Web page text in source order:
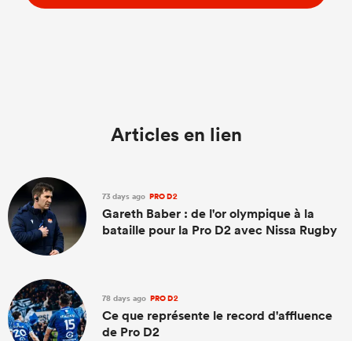
Articles en lien
73 days ago PRO D2
Gareth Baber : de l'or olympique à la
bataille pour la Pro D2 avec Nissa Rugby
78 days ago PRO D2
Ce que représente le record d'affluence
de Pro D2